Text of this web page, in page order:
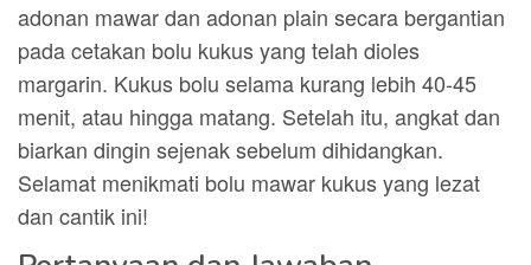
adonan mawar dan adonan plain secara bergantian
pada cetakan bolu kukus yang telah dioles
margarin. Kukus bolu selama kurang lebih 40-45
menit, atau hingga matang. Setelah itu, angkat dan
biarkan dingin sejenak sebelum dihidangkan.
Selamat menikmati bolu mawar kukus yang lezat
dan cantik ini!